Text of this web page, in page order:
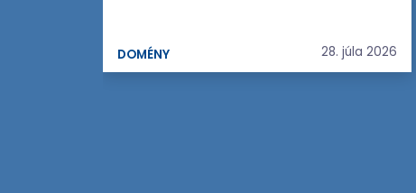
DOMÉNY 28. júla 2026